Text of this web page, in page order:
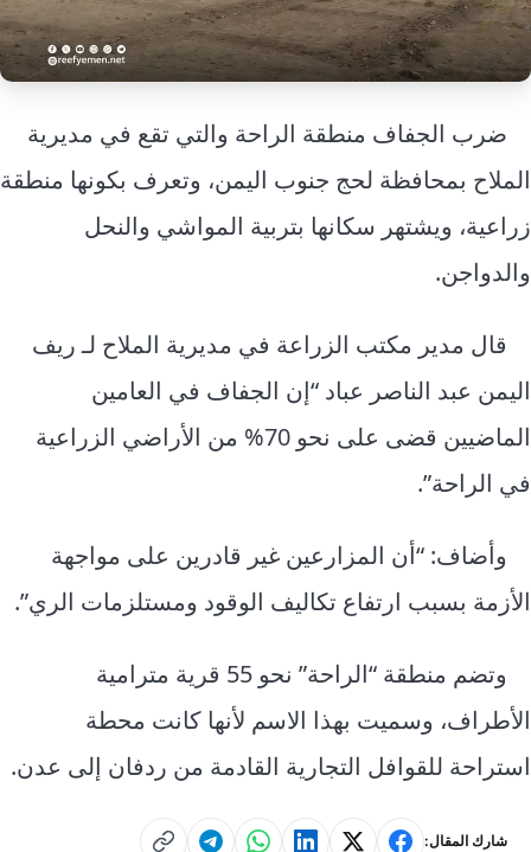
ضرب الجفاف منطقة الراحة والتي تقع في مديرية
الملاح بمحافظة لحج جنوب اليمن، وتعرف بكونها منطقة
زراعية، ويشتهر سكانها بتربية المواشي والنحل
والدواجن.
قال مدير مكتب الزراعة في مديرية الملاح لـ ريف
اليمن عبد الناصر عباد “إن الجفاف في العامين
الماضيين قضى على نحو 70% من الأراضي الزراعية
في الراحة”.
وأضاف: “أن المزارعين غير قادرين على مواجهة
الأزمة بسبب ارتفاع تكاليف الوقود ومستلزمات الري”.
وتضم منطقة “الراحة” نحو 55 قرية مترامية
الأطراف، وسميت بهذا الاسم لأنها كانت محطة
استراحة للقوافل التجارية القادمة من ردفان إلى عدن.
شارك المقال: